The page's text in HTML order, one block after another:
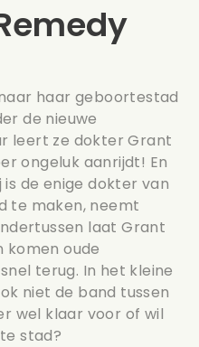
haar geboortestad
de nieuwe
leert ze dokter Grant
ongeluk aanrijdt! En
de enige dokter van
te maken, neemt
laat Grant
komen oude
terug. In het kleine
niet de band tussen
wel klaar voor of wil
stad?